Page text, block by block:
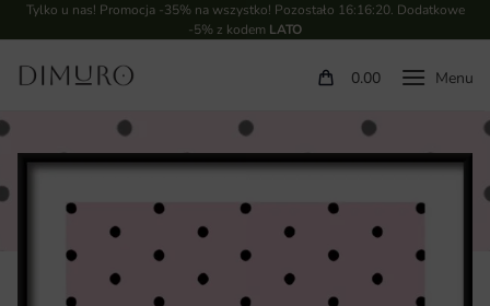
Tylko u nas! Promocja -35% na wszystko! Pozostało 16:16:19. Dodatkowe
-5% z kodem LATO
0.00